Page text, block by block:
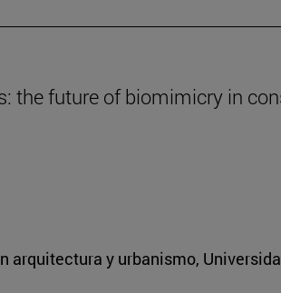
the future of biomimicry in
y urbanismo,